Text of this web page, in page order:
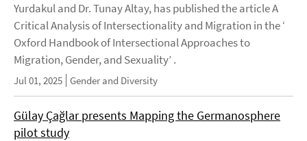
Yurdakul and Dr. Tunay Altay, has published the article A
Critical Analysis of Intersectionality and Migration in the ‘
Oxford Handbook of Intersectional Approaches to
Migration, Gender, and Sexuality’ .
Jul 01, 2025 Gender and Diversity
Gülay Çağlar presents Mapping the Germanosphere
pilot study